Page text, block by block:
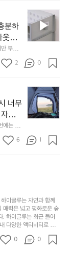
중
인
차
안
서
도
구
나
잠
에
기
까
이
걸
리
는
순
에 철
력을
다.
경험
선에
손으로
0
년
이
넘
군
지
의
초
기
품
갑’입
니
다.
일
상
에
분하
웃도
부족하
M
필
요
한
것
오
용
할
수
있
록.
분
하
고,
단
순
하
2 0
너무
리를
물도
껴지
) .수
구에
엄청
3
에는 솔
네요
네요  .
네요 점
년
만
에
문
포
리
해
변
캠
핑!
6 1
이글루는 자연과 함께
매력은 넓고 평화로운 숲
. 하이글루는 최근 들어
다양한 액티비티로 방
는 고객들에게 아늑한 잠
소리를 들으며, 내부에
0 0